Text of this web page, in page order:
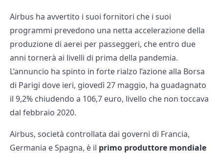
Airbus ha avvertito i suoi fornitori che i suoi
programmi prevedono una netta accelerazione della
produzione di aerei per passeggeri, che entro due
anni tornerà ai livelli di prima della pandemia.
L’annuncio ha spinto in forte rialzo l’azione alla Borsa
di Parigi dove ieri, giovedì 27 maggio, ha guadagnato
il 9,2% chiudendo a 106,7 euro, livello che non toccava
dal febbraio 2020.
Airbus, società controllata dai governi di Francia,
Germania e Spagna, è il primo produttore mondiale